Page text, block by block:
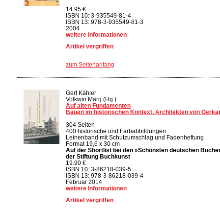
14.95 €
ISBN 10: 3-935549-81-4
ISBN 13: 978-3-935549-81-3
2004
weitere Informationen
Artikel vergriffen
zum Seitenanfang
Gert Kähler
Volkwin Marg (Hg.)
Auf alten Fundamenten
Bauen im historischen Kontext. Architekten von
304 Seiten
400 historische und Farbabbildungen
Leinenband mit Schutzumschlag und Fadenheftung
Format 19,6 x 30 cm
Auf der Shortlist bei den »Schönsten deutschen
der Stiftung Buchkunst
19.90 €
ISBN 10: 3-86218-039-5
ISBN 13: 978-3-86218-039-4
Februar 2014
weitere Informationen
Artikel vergriffen